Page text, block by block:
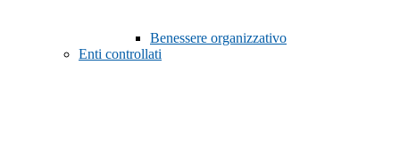
Benessere organizzativo
Enti controllati